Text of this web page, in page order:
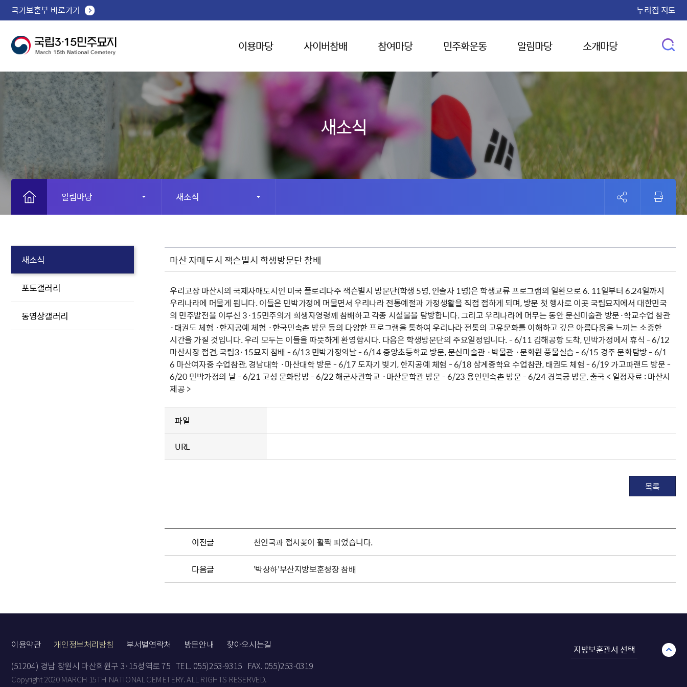
국가보훈부 바로가기 누리집 지도
이용마당 사이버참배 참여마당 민주화운동 알림마당 소개마당
새소식
알림마당 새소식
새소식
포토갤러리
동영상갤러리
마산 자매도시 잭슨빌시 학생방문단 참배
우리고장 마산시의 국제자매도시인 미국 플로리다주 잭슨빌시 방문단(학생 5명, 인솔자 1명)은 학생교류 프로그램의 일환으로 6. 11일부터 6.24일까지
우리나라에 머물게 됩니다. 이들은 민박가정에 머물면서 우리나라 전통예절과 가정생활을 직접 접하게 되며, 방문 첫 행사로 이곳 국립묘지에서 대한민국
의 민주발전을 이루신 3·15민주의거 희생자영령께 참배하고 각종 시설물을 탐방합니다. 그리고 우리나라에 머무는 동안 문신미술관 방문·학교수업 참관
·태권도 체험 ·한지공예 체험 ·한국민속촌 방문 등의 다양한 프로그램을 통하여 우리나라 전통의 고유문화를 이해하고 깊은 아름다움을 느끼는 소중한
시간을 가질 것입니다. 우리 모두는 이들을 따뜻하게 환영합시다. 다음은 학생방문단의 주요일정입니다. - 6/11 김해공항 도착, 민박가정에서 휴식 - 6/12
마산시장 접견, 국립3·15묘지 참배 - 6/13 민박가정의날 - 6/14 중앙초등학교 방문, 문신미술관 ·박물관 ·문화원 풍물실습 - 6/15 경주 문화탐방 - 6/1
6 마산여자중 수업참관, 경남대학 ·마산대학 방문 - 6/17 도자기 빚기, 한지공예 체험 - 6/18 삼계중학요 수업참관, 태권도 체험 - 6/19 가고파랜드 방문 -
6/20 민박가정의 날 - 6/21 고성 문화탐방 - 6/22 해군사관학교 ·마산문학관 방문 - 6/23 용인민속촌 방문 - 6/24 경복궁 방문, 출국 < 일정자료 : 마산시
제공 >
파일
URL
목록
이전글 천인국과 접시꽃이 활짝 피었습니다.
다음글 '박상하'부산지방보훈청장 참배
이용약관 개인정보처리방침 부서별연락처 방문안내 찾아오시는길
(51204) 경남 창원시 마산회원구 3·15성역로 75 TEL. 055)253-9315
FAX. 055)253-0319
Copyright 2020 MARCH 15TH NATIONAL CEMETERY. ALL RIGHTS RESERVED.
지방보훈관서 선택